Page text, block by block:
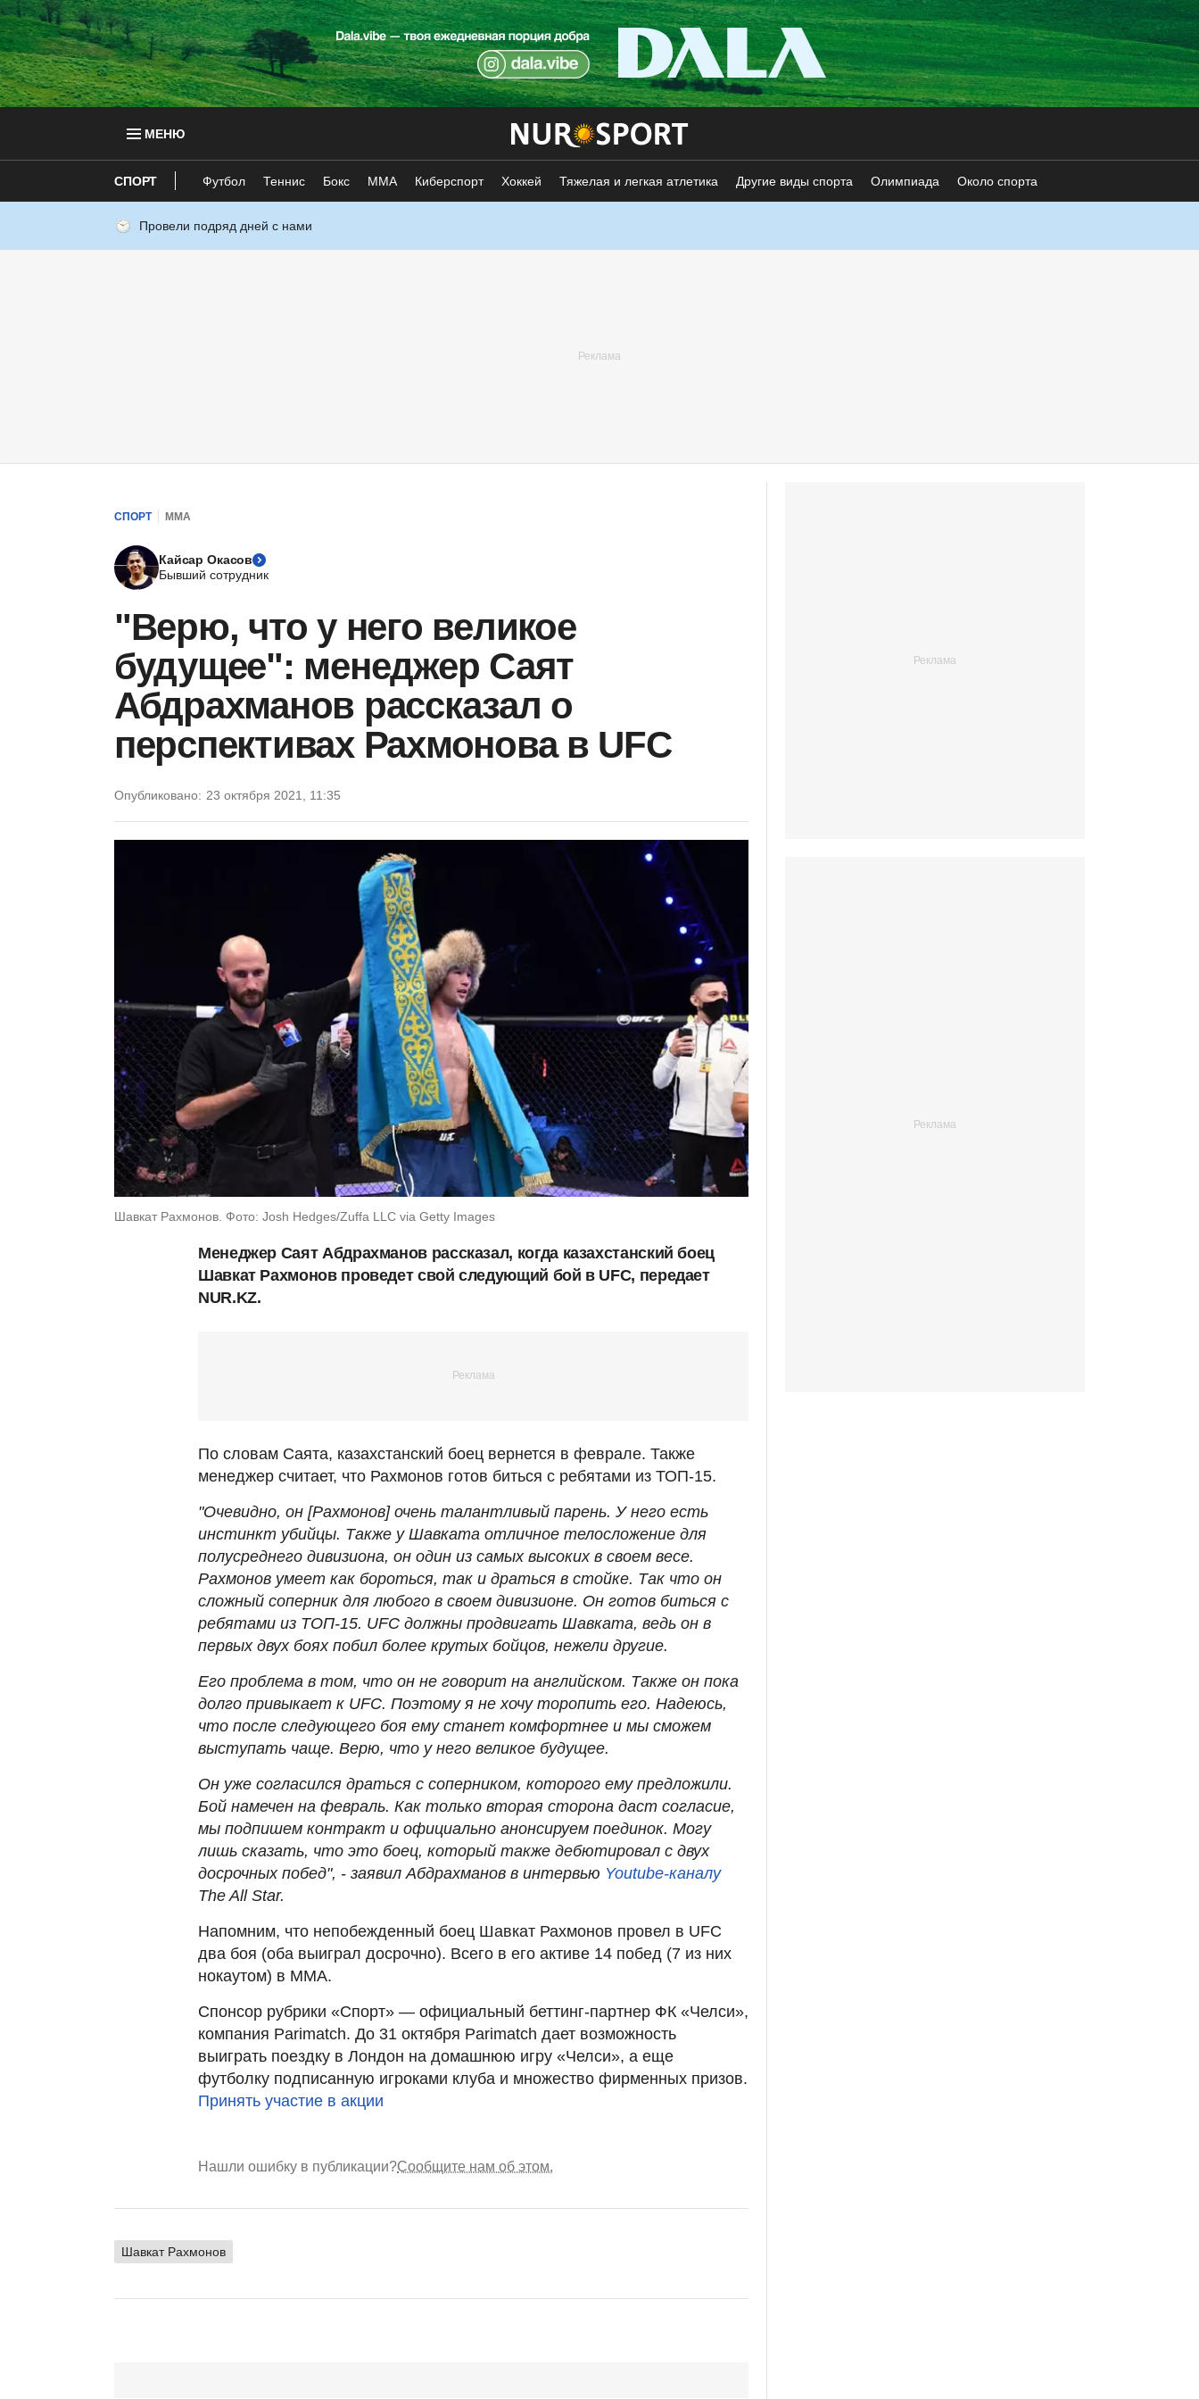
МЕНЮ
СПОРТ Футбол Теннис Бокс ММА Киберспорт Хоккей Тяжелая и легкая атлетика Другие виды спорта Олимпиада Около спорта
Провели подряд дней с нами
СПОРТ ММА
Кайсар Окасов
Бывший сотрудник
"Верю, что у него великое
будущее": менеджер Саят
Абдрахманов рассказал о
перспективах Рахмонова в UFC
Опубликовано: 23 октября 2021, 11:35
Шавкат Рахмонов. Фото: Josh Hedges/Zuffa LLC via Getty Images
Менеджер Саят Абдрахманов рассказал, когда казахстанский боец
Шавкат Рахмонов проведет свой следующий бой в UFC, передает
NUR.KZ.
По словам Саята, казахстанский боец вернется в феврале. Также
менеджер считает, что Рахмонов готов биться с ребятами из ТОП-15.
"Очевидно, он [Рахмонов] очень талантливый парень. У него есть
инстинкт убийцы. Также у Шавката отличное телосложение для
полусреднего дивизиона, он один из самых высоких в своем весе.
Рахмонов умеет как бороться, так и драться в стойке. Так что он
сложный соперник для любого в своем дивизионе. Он готов биться с
ребятами из ТОП-15. UFC должны продвигать Шавката, ведь он в
первых двух боях побил более крутых бойцов, нежели другие.
Его проблема в том, что он не говорит на английском. Также он пока
долго привыкает к UFC. Поэтому я не хочу торопить его. Надеюсь,
что после следующего боя ему станет комфортнее и мы сможем
выступать чаще. Верю, что у него великое будущее.
Он уже согласился драться с соперником, которого ему предложили.
Бой намечен на февраль. Как только вторая сторона даст согласие,
мы подпишем контракт и официально анонсируем поединок. Могу
лишь сказать, что это боец, который также дебютировал с двух
досрочных побед", - заявил Абдрахманов в интервью Youtube-каналу
The All Star.
Напомним, что непобежденный боец Шавкат Рахмонов провел в UFC
два боя (оба выиграл досрочно). Всего в его активе 14 побед (7 из них
нокаутом) в ММА.
Спонсор рубрики «Спорт» — официальный беттинг-партнер ФК «Челси»,
компания Parimatch. До 31 октября Parimatch дает возможность
выиграть поездку в Лондон на домашнюю игру «Челси», а еще
футболку подписанную игроками клуба и множество фирменных призов.
Принять участие в акции
Нашли ошибку в публикации?Сообщите нам об этом.
Шавкат Рахмонов